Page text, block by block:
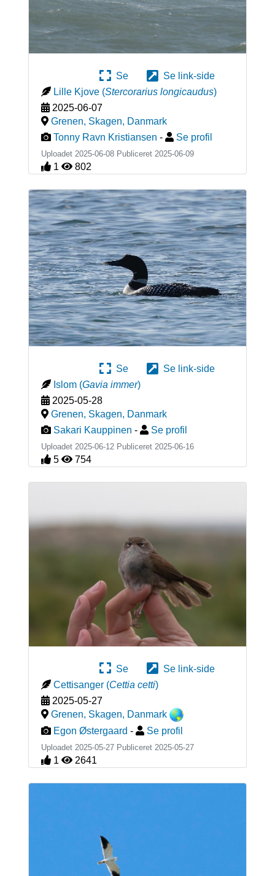
Se
Se link-side
Lille Kjove (Stercorarius longicaudus)
2025-06-07
Grenen, Skagen, Danmark
Tonny Ravn Kristiansen - Se profil
Uploadet 2025-06-08 Publiceret 2025-06-09
1 802
Se
Se link-side
Islom (Gavia immer)
2025-05-28
Grenen, Skagen, Danmark
Sakari Kauppinen - Se profil
Uploadet 2025-06-12 Publiceret 2025-06-16
5 754
Se
Se link-side
Cettisanger (Cettia cetti)
2025-05-27
Grenen, Skagen, Danmark
Egon Østergaard - Se profil
Uploadet 2025-05-27 Publiceret 2025-05-27
1 2641